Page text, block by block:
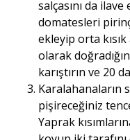
salçasını da
domatesleri
ekleyip orta
olarak
karıştırın ve 20
Karalahanaların
pişireceğiniz
Yaprak